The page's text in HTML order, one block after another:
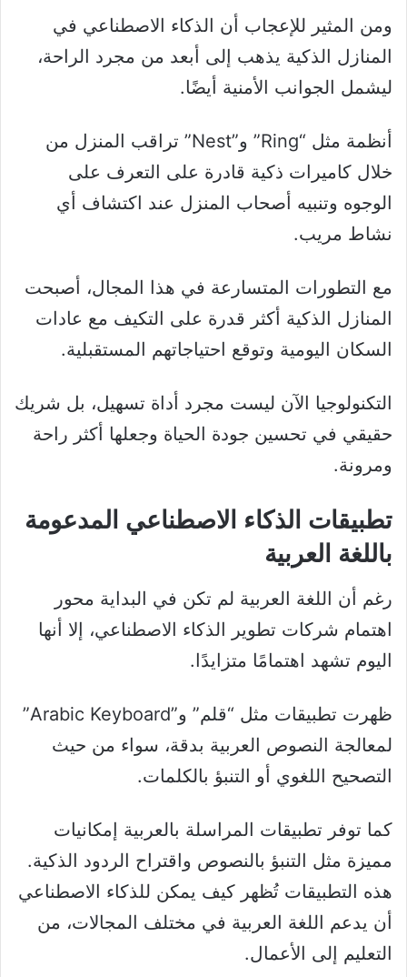
ومن المثير للإعجاب أن الذكاء الاصطناعي في
المنازل الذكية يذهب إلى أبعد من مجرد الراحة،
ليشمل الجوانب الأمنية أيضًا.
أنظمة مثل “Ring” و”Nest” تراقب المنزل من
خلال كاميرات ذكية قادرة على التعرف على
الوجوه وتنبيه أصحاب المنزل عند اكتشاف أي
نشاط مريب.
مع التطورات المتسارعة في هذا المجال، أصبحت
المنازل الذكية أكثر قدرة على التكيف مع عادات
السكان اليومية وتوقع احتياجاتهم المستقبلية.
التكنولوجيا الآن ليست مجرد أداة تسهيل، بل شريك
حقيقي في تحسين جودة الحياة وجعلها أكثر راحة
ومرونة.
تطبيقات الذكاء الاصطناعي المدعومة
باللغة العربية
رغم أن اللغة العربية لم تكن في البداية محور
اهتمام شركات تطوير الذكاء الاصطناعي، إلا أنها
اليوم تشهد اهتمامًا متزايدًا.
ظهرت تطبيقات مثل “قلم” و”Arabic Keyboard”
لمعالجة النصوص العربية بدقة، سواء من حيث
التصحيح اللغوي أو التنبؤ بالكلمات.
كما توفر تطبيقات المراسلة بالعربية إمكانيات
مميزة مثل التنبؤ بالنصوص واقتراح الردود الذكية.
هذه التطبيقات تُظهر كيف يمكن للذكاء الاصطناعي
أن يدعم اللغة العربية في مختلف المجالات، من
التعليم إلى الأعمال.